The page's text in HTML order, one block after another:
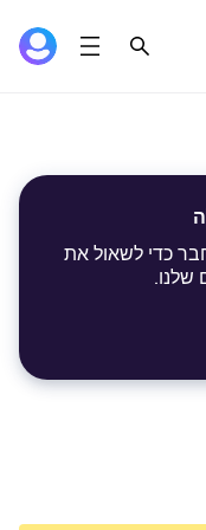
כדי לשאול את
שלנו.